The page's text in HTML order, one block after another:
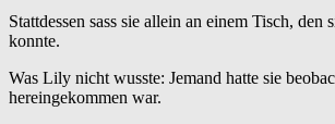
Stattdessen sass sie allein an einem Tisch, den
konnte.
Was Lily nicht wusste: Jemand hatte sie
hereingekommen war.